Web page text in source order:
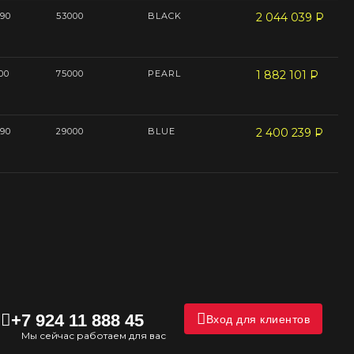
53000 BLACK 2 044 039 P
--
75000 PEARL 1 882 101 P
--
29000 BLUE 2 400 239 P
--
+7 924 11 888 45
Мы сейчас работаем для вас
Вход для клиентов